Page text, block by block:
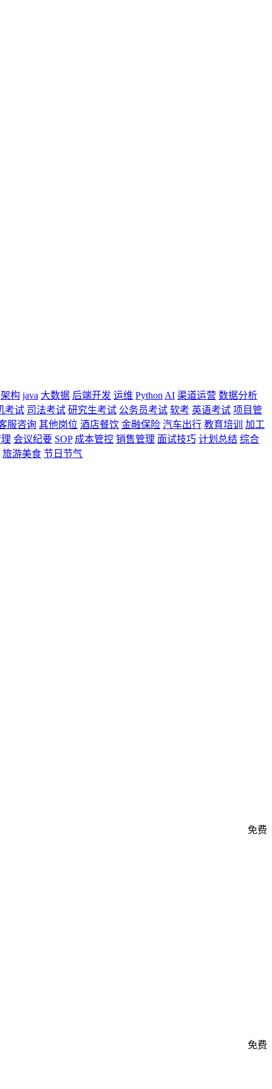
架构 java 大数据 后端开发 运维 Python AI 渠道运营 数据分析
考试 司法考试 研究生考试 公务员考试 软考 英语考试 项目管
服咨询 其他岗位 酒店餐饮 金融保险 汽车出行 教育培训
加工
会议纪要 SOP 成本管控 销售管理 面试技巧 计划总结 综合
旅游美食 节日节气
免费
免费